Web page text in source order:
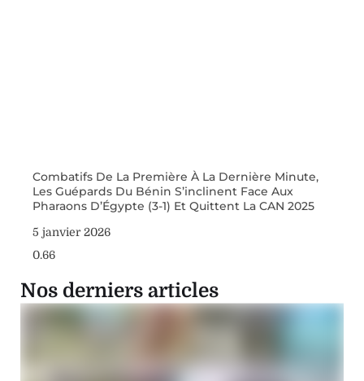
Combatifs De La Première À La Dernière Minute,
Les Guépards Du Bénin S’inclinent Face Aux
Pharaons D’Égypte (3-1) Et Quittent La CAN 2025
5 janvier 2026
Nos derniers articles